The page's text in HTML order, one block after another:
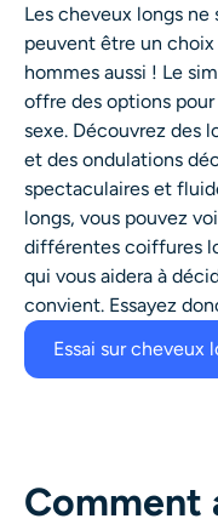
Les cheveux longs ne
peuvent être un
hommes aussi ! Le
offre des options
sexe. Découvrez des
et des ondulations
spectaculaires et
longs, vous pouvez
différentes coiffures
qui vous aidera à
convient. Essayez
Essai sur cheveux
Comment